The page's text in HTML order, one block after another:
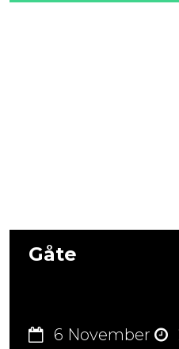
Gåte
6 November